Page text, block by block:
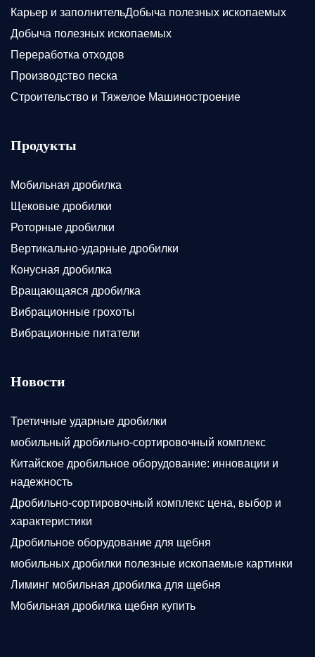
Карьер и заполнительДобыча полезных ископаемых
Добыча полезных ископаемых
Переработка отходов
Производство песка
Строительство и Тяжелое Машиностроение
Продукты
Мобильная дробилка
Щековые дробилки
Роторные дробилки
Вертикально-ударные дробилки
Конусная дробилка
Вращающаяся дробилка
Вибрационные грохоты
Вибрационные питатели
Новости
Третичные ударные дробилки
мобильный дробильно-сортировочный комплекс
Китайское дробильное оборудование: инновации и
надежность
Дробильно-сортировочный комплекс цена, выбор и
характеристики
Дробильное оборудование для щебня
мобильных дробилки полезные ископаемые картинки
Лиминг мобильная дробилка для щебня
Мобильная дробилка щебня купить